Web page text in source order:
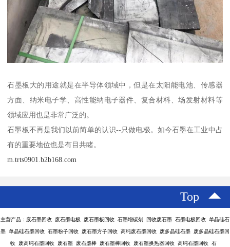
石墨板大的用途就是在半导体领域中，但是在太阳能电池、传感器
方面、纳米电子学、高性能纳电子器件、复合材料、场发射材料等
领域应用也是非常广泛的。
石墨板不再是我们以前简单的认识--只做电极。如今石墨在工业中占
有的重要地位也是有目共睹。
m.trts0901.b2b168.com
Top
主营产品：废石墨回收 废石墨电极 废石墨板回收 石墨增碳剂 回收废石墨 石墨电极回收 单晶硅石
墨 单晶硅石墨回收 石墨粉子回收 废石墨方子回收 高纯废石墨回收 废多晶硅石墨 废多晶硅石墨回
收 废高纯石墨回收 废石墨 废石墨棒 废石墨棒回收 废石墨换热器回收 高纯石墨回收 石